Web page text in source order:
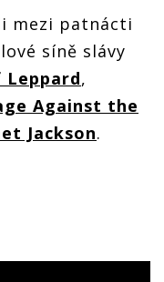
mezi patnácti
síně slávy
Leppard,
Against the
Jackson.